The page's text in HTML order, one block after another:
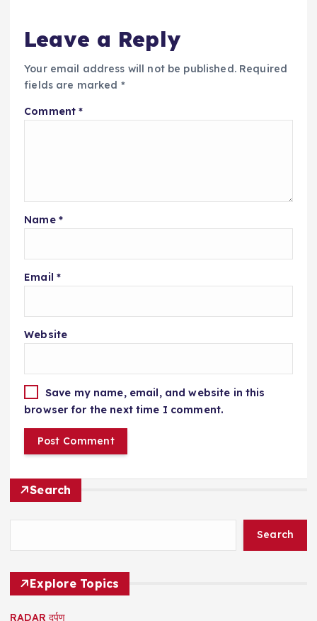
Leave a Reply
Your email address will not be published. Required
fields are marked *
Comment*
Name *
Email *
Website
Save my name, email, and website in this
browser for the next time I comment.
Search
Search
Explore Topics
RADAR दर्पण